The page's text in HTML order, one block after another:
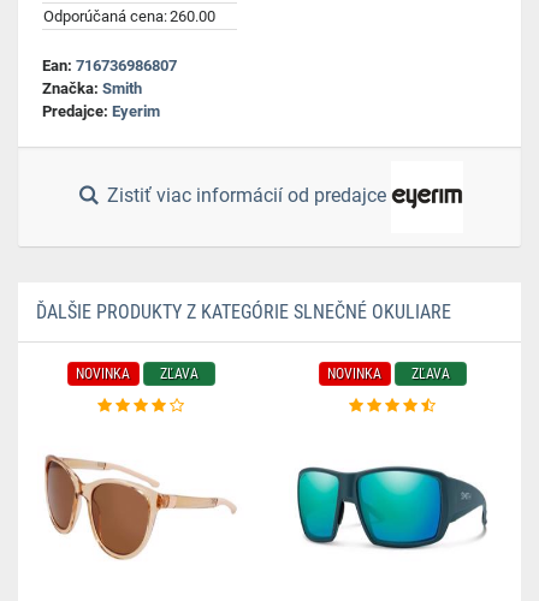
Odporúčaná cena:260.00
Ean: 716736986807
Značka: Smith
Predajce: Eyerim
Zistiť viac informácií od predajce
ĎALŠIE PRODUKTY Z KATEGÓRIE SLNEČNÉ OKULIARE
NOVINKA ZĽAVA NOVINKA ZĽAVA